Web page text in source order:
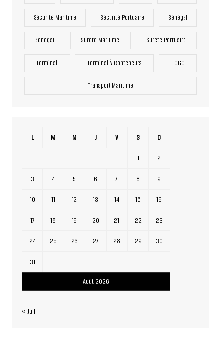
Sécurité Maritime Sécurité Portuaire Sénégal
Sénégal Sûreté Maritime Sûreté Portuaire
Terminal Terminal À Conteneurs TOGO
Transport Maritime
Août 2026
L M M J V S D
1 2
3 4 5 6 7 8 9
10 11 12 13 14 15 16
17 18 19 20 21 22 23
24 25 26 27 28 29 30
31
« Juil